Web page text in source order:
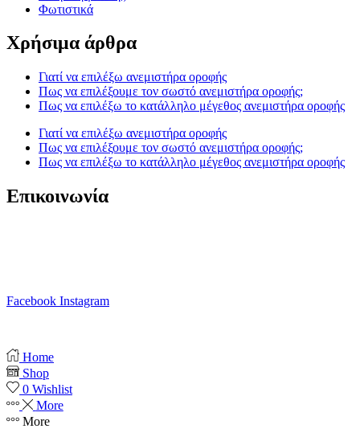
Φωτιστικά
Χρήσιμα άρθρα
Γιατί να επιλέξω ανεμιστήρα οροφής
Πως να επιλέξουμε τον σωστό ανεμιστήρα οροφής;
Πως να επιλέξω το κατάλληλο μέγεθος ανεμιστήρα οροφής
Γιατί να επιλέξω ανεμιστήρα οροφής
Πως να επιλέξουμε τον σωστό ανεμιστήρα οροφής;
Πως να επιλέξω το κατάλληλο μέγεθος ανεμιστήρα οροφής
Επικοινωνία
Facebook Instagram
Home
Shop
0 Wishlist
More
More